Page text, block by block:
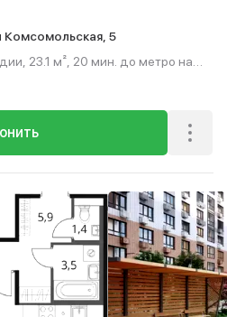
Комсомольская, 5
23.1 м², 20 мин. до метро на